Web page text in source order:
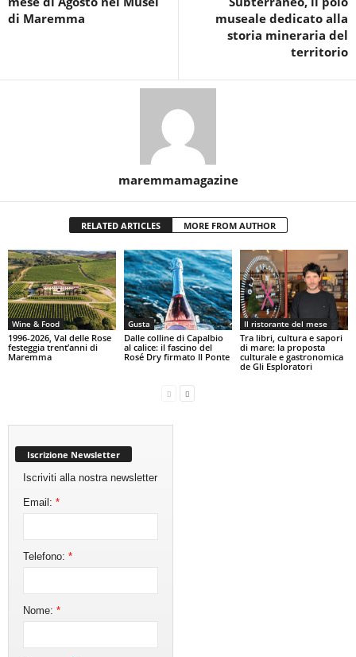
di Maremma
museale dedicato alla
storia mineraria del
territorio
maremmamagazine
RELATED ARTICLES MORE FROM AUTHOR
Wine & Food
1996-2026, Val delle Rose
festeggia trent’anni di
Maremma
Gusta
Dalle colline di Capalbio
al calice: il fascino del
Rosé Dry firmato Il Ponte
Il ristorante del mese
Tra libri, cultura e sapori
di mare: la proposta
culturale e gastronomica
de Gli Esploratori
Iscrizione Newsletter
Iscriviti alla nostra newsletter
Email:*
Telefono:*
Nome:*